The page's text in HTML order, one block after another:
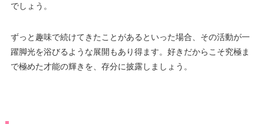
でしょう。
ずっと趣味で続けてきたことがあるといった場合、その活動が一
躍脚光を浴びるような展開もあり得ます。好きだからこそ究極ま
で極めた才能の輝きを、存分に披露しましょう。